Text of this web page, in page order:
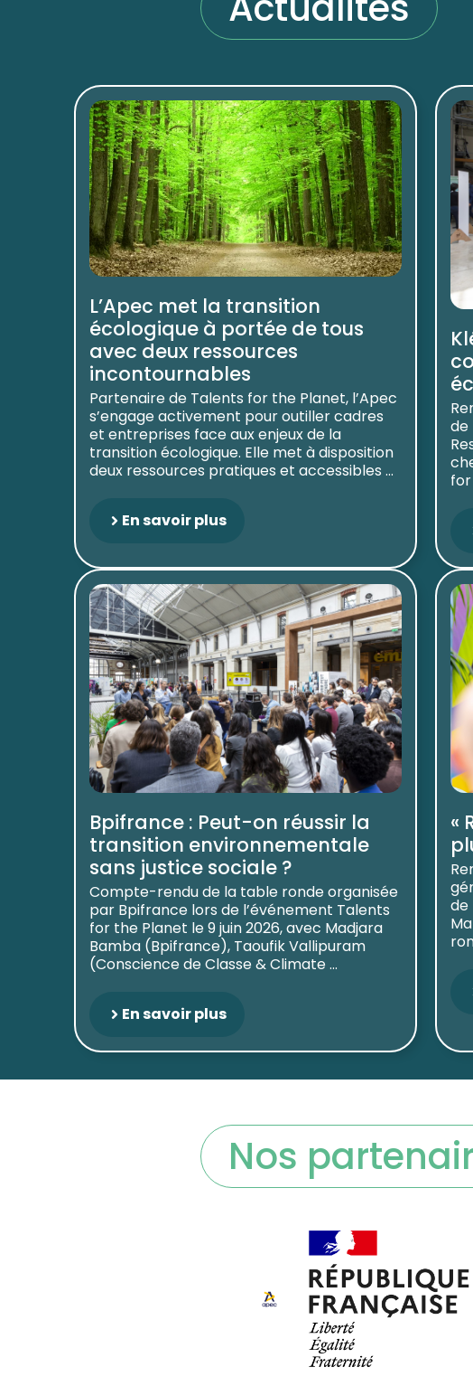
L’Apec met la transition
écologique à portée de tous
avec deux ressources
incontournables
Partenaire de Talents for the Planet, l’Apec
s’engage activement pour outiller cadres
et entreprises face aux enjeux de la
transition écologique. Elle met à disposition
deux ressources pratiques et accessibles ...
En savoir plus
de
for
Bpifrance : Peut-on réussir la
transition environnementale
sans justice sociale ?
Compte-rendu de la table ronde organisée
par Bpifrance lors de l’événement Talents
for the Planet le 9 juin 2026, avec Madjara
Bamba (Bpifrance), Taoufik Vallipuram
(Conscience de Classe & Climate ...
En savoir plus
«
de
Nos